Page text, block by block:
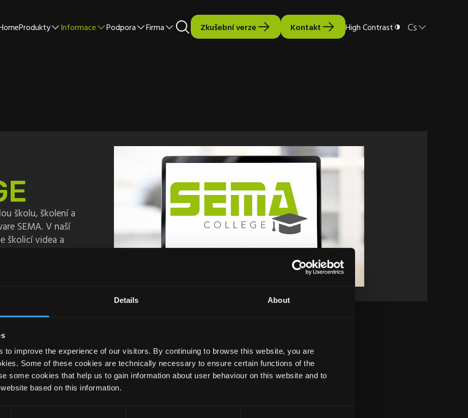
Details About
to improve the experience of our visitors. By continuing to browse this website, you are
Some of these cookies are technically necessary to ensure certain functions of the
some cookies that help us to gain information about user behaviour on this website and to
based on this information.
Produkty Informace Podpora Firma Zkušební verze Kontakt High Contrast Cs
školu, školení a
SEMA. V naší
školicí videa a
a studenty
materiály pro